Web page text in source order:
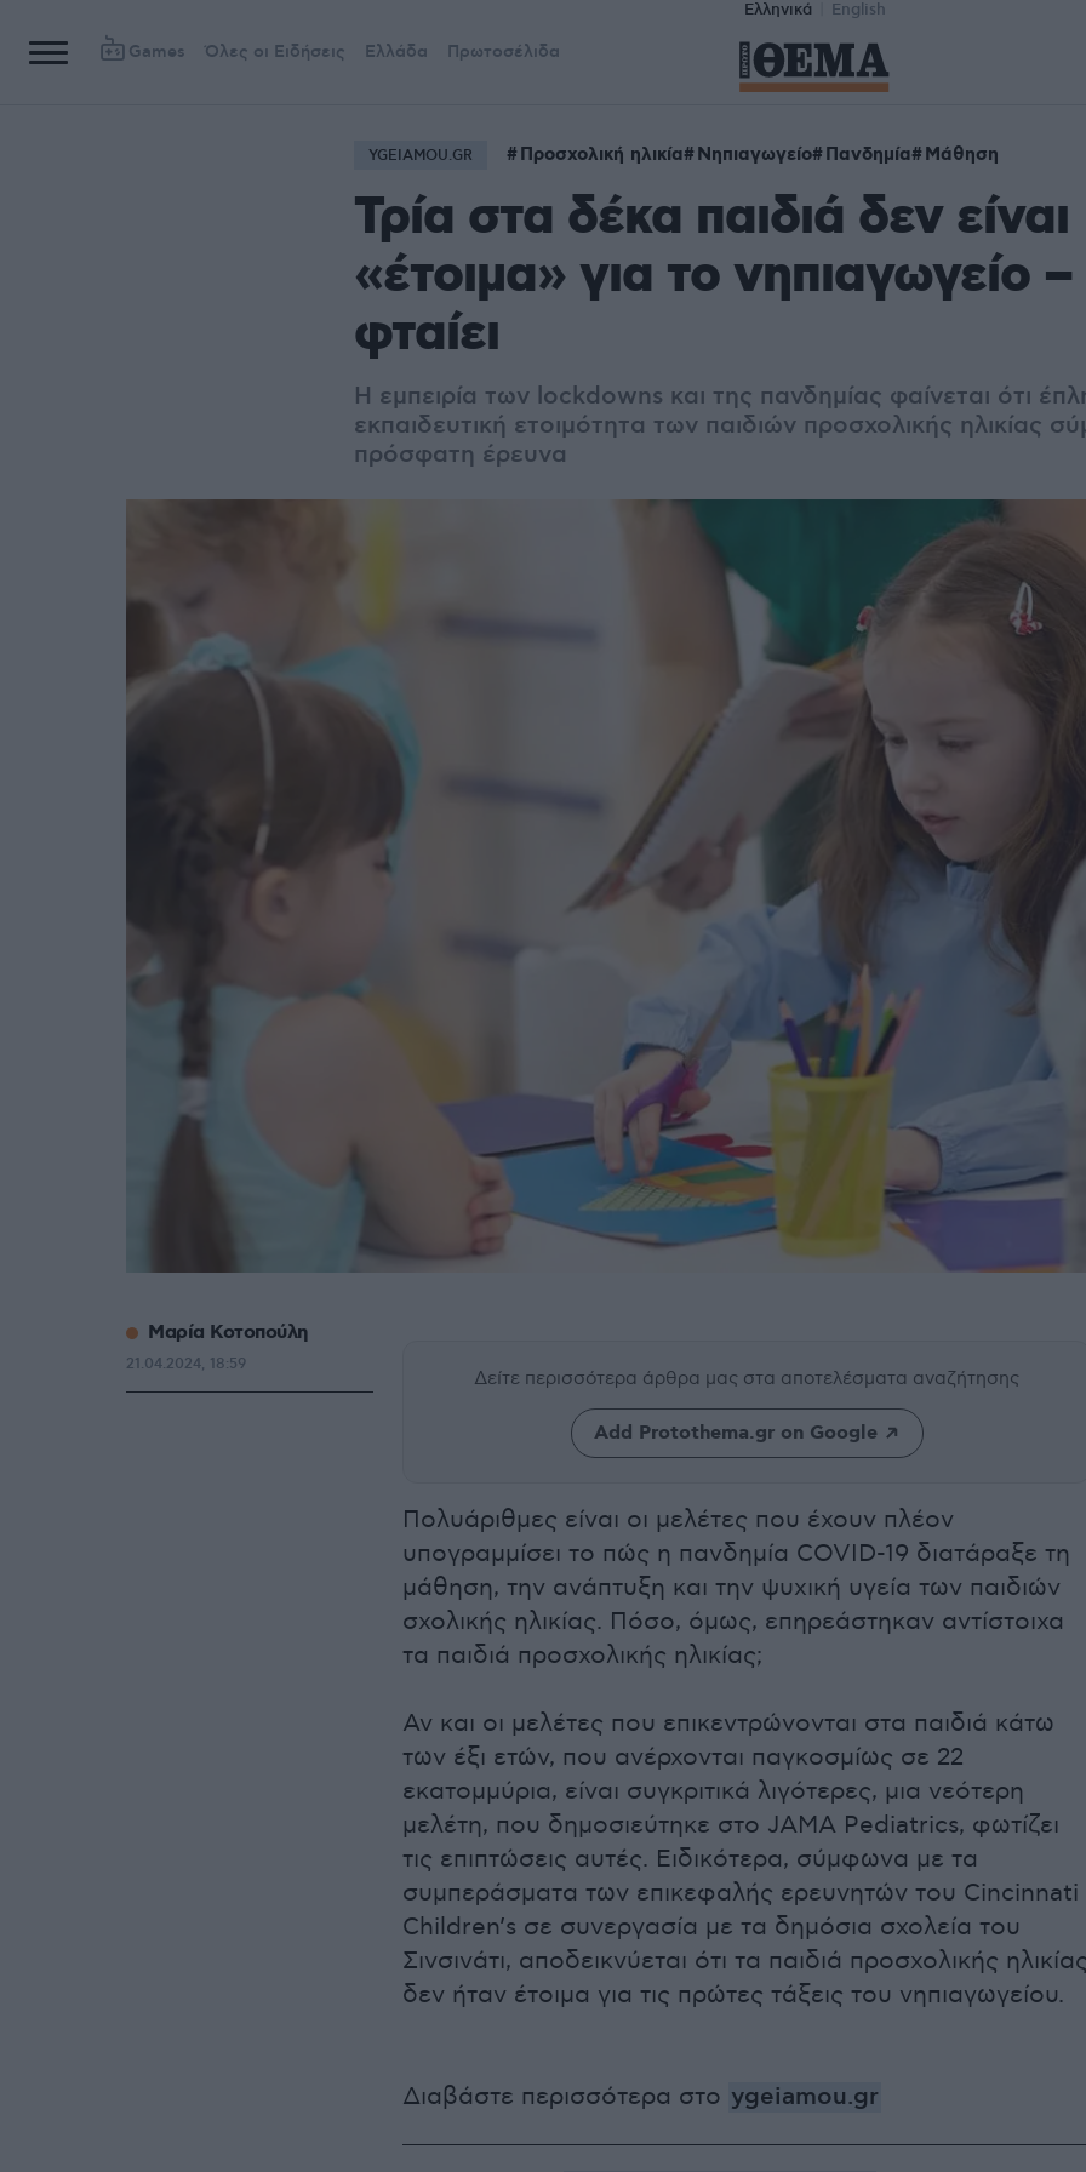
Ελληνικά English
Games Όλες οι Ειδήσεις Ελλάδα Πρωτοσέλιδα
YGEIAMOU.GR Προσχολική ηλικία Νηπιαγωγείο Πανδημία Μάθηση
Τρία στα δέκα παιδιά δεν είναι
«έτοιμα» για το νηπιαγωγείο –
φταίει
H εμπειρία των lockdowns και της πανδημίας φαίνεται ότι
εκπαιδευτική ετοιμότητα των παιδιών προσχολικής ηλικίας
πρόσφατη έρευνα
Δείτε περισσότερα άρθρα μας στα αποτελέσματα αναζήτησης
Add Protothema.gr on Google
Πολυάριθμες είναι οι μελέτες που έχουν πλέον
υπογραμμίσει το πώς η πανδημία COVID-19 διατάραξε τη
μάθηση, την ανάπτυξη και την ψυχική υγεία των παιδιών
σχολικής ηλικίας. Πόσο, όμως, επηρεάστηκαν αντίστοιχα
τα παιδιά προσχολικής ηλικίας;
Αν και οι μελέτες που επικεντρώνονται στα παιδιά κάτω
των έξι ετών, που ανέρχονται παγκοσμίως σε 22
εκατομμύρια, είναι συγκριτικά λιγότερες, μια νεότερη
μελέτη, που δημοσιεύτηκε στο JAMA Pediatrics, φωτίζει
τις επιπτώσεις αυτές. Ειδικότερα, σύμφωνα με τα
συμπεράσματα των επικεφαλής ερευνητών του Cincinnati
Children’s σε συνεργασία με τα δημόσια σχολεία του
Σινσινάτι, αποδεικνύεται ότι τα παιδιά προσχολικής
δεν ήταν έτοιμα για τις πρώτες τάξεις του νηπιαγωγείου.
Διαβάστε περισσότερα στο ygeiamou.gr
Μαρία Κοτοπούλη
21.04.2024, 18:59